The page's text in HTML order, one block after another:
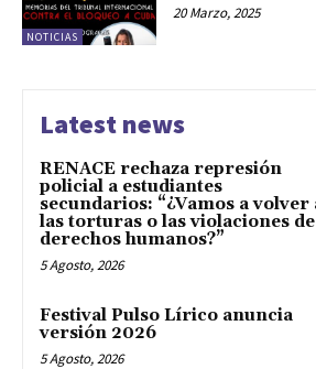
NOTICIAS
20 Marzo, 2025
Latest news
RENACE rechaza represión
policial a estudiantes
secundarios: “¿Vamos a volver
las torturas o las violaciones de
derechos humanos?”
5 Agosto, 2026
Festival Pulso Lírico anuncia
versión 2026
5 Agosto, 2026